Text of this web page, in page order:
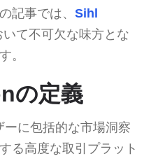
記事では、 Sihl
て不可欠な味方とな
。
の定義
ーに包括的な市場洞察
る高度な取引プラット